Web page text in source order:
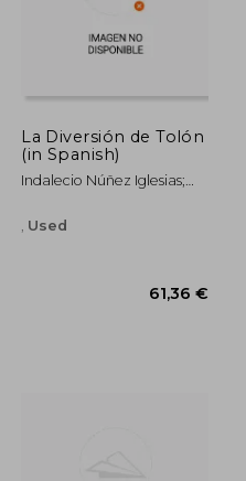
La Diversión de Tolón
(in Spanish)
Indalecio Núñez Iglesias;
Used